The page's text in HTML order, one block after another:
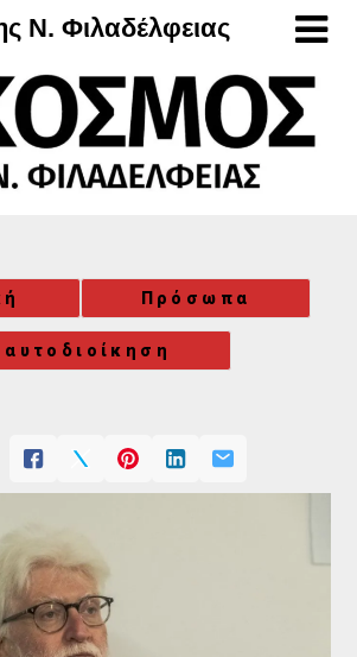
Ν. Φιλαδέλφειας
Πρόσωπα